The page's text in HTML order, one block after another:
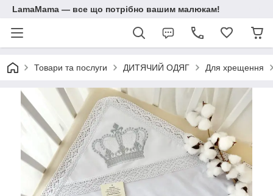
LamaMama — все що потрібно вашим малюкам!
Товари та послуги ДИТЯЧИЙ ОДЯГ Для хрещення